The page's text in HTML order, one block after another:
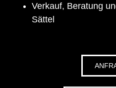
Verkauf, Beratung
Sättel